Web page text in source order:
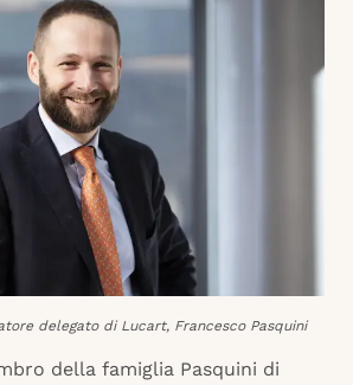
delegato di Lucart, Francesco Pasquini
della famiglia Pasquini di